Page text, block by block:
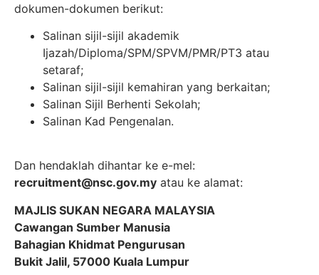
dokumen-dokumen berikut:
Salinan sijil-sijil akademik
Ijazah/Diploma/SPM/SPVM/PMR/PT3 atau
setaraf;
Salinan sijil-sijil kemahiran yang berkaitan;
Salinan Sijil Berhenti Sekolah;
Salinan Kad Pengenalan.
Dan hendaklah dihantar ke e-mel:
recruitment@nsc.gov.my atau ke alamat:
MAJLIS SUKAN NEGARA MALAYSIA
Cawangan Sumber Manusia
Bahagian Khidmat Pengurusan
Bukit Jalil, 57000 Kuala Lumpur